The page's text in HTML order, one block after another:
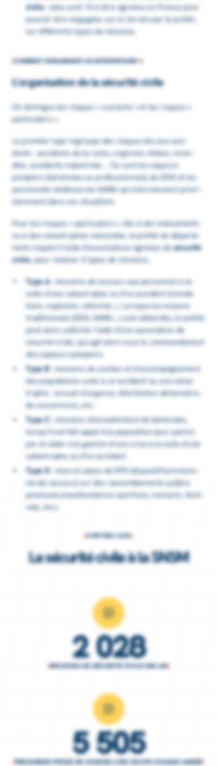
civile: elles sont 15 à être agréées en France pour
pouvoir être enga­gées sur le terrain par le préfet,
sur diffé­rents types de missions.
COMMENT S'ORGANISENT LES INTERVENTIONS ?
L’or­ga­ni­sa­tion de la sécu­rité civile
On distingue les risques « courants » et les risques «
parti­cu­liers ».
Le premier type regroupe des risques liés aux acci­
dents : acci­dents de la route, urgences vitales, incen­
dies, acci­dents indus­triels…. Ce sont les sapeurs-
pompiers (béné­voles ou profes­sion­nels) du SDIS et les
person­nels médi­caux du SAMU qui inter­viennent prio­ri­
tai­re­ment dans ces situa­tions.
Pour les risques « parti­cu­liers », liés à des événe­ments
ou à des catas­trophes natu­relles, le préfet de dépar­te­
ment requiert l’aide d’as­so­cia­tions agréées desécu­rité
civile, pour réali­ser 4 types de missions.
Type A: missions de secours aux personnes à la
suite d’une catas­trophe ou d’un acci­dent (inon­da­
tions, explo­sion, atten­tat…). Lorsque les moyens
tradi­tion­nels (SDIS, SAMU…) sont débor­dés, le préfet
peut alors solli­ci­ter l’aide d’une asso­cia­tion de
sécu­rité civile, qui agit alors sous le comman­de­ment
des sapeurs-pompiers.
Type B: missions de soutien et d’ac­com­pa­gne­ment
des popu­la­tions suite à un acci­dent ou une catas­
trophe : accueil d’ur­gence, distri­bu­tion alimen­taire,
de couver­tures, etc.
Type C
: missions d’en­ca­dre­ment de béné­voles,
lorsqu’il est fait appel à la popu­la­tion pour parti­ci­
per et aider à la gestion d’une crise à la suite d’une
catas­trophe ou d’un acci­dent.
Type D: mise en place de DPS (dispo­si­tif prévi­sion­
nel de secours) sur des rassem­ble­ments publics
ponc­tuels (mani­fes­ta­tions spor­tives, concerts, festi­
vals, etc.).
CHIFFRES-CLÉS
La sécurité civile à la SNSM
2 028
MISSIONS DE SÉCURITÉ CIVILE PAR AN
5 505
PERSONNES PRISES EN CHARGE LORS DE DPS CHAQUE ANNÉE